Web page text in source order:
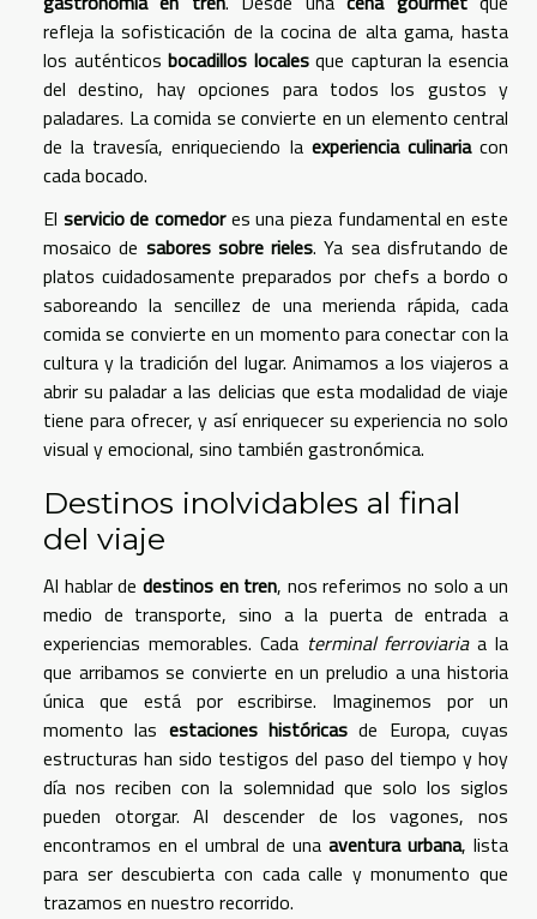
refleja la sofisticación de la cocina de alta gama, hasta
los auténticosbocadillos localesque capturan la esencia
del destino, hay opciones para todos los gustos y
paladares. La comida se convierte en un elemento central
de la travesía, enriqueciendo la experiencia culinariacon
cada bocado.
El servicio de comedores una pieza fundamental en este
mosaico de sabores sobre rieles. Ya sea disfrutando de
platos cuidadosamente preparados por chefs a bordo o
saboreando la sencillez de una merienda rápida, cada
comida se convierte en un momento para conectar con la
cultura y la tradición del lugar. Animamos a los viajeros a
abrir su paladar a las delicias que esta modalidad de viaje
tiene para ofrecer, y así enriquecer su experiencia no solo
visual y emocional, sino también gastronómica.
Destinos inolvidables al final
del viaje
Al hablar de destinos en tren, nos referimos no solo a un
medio de transporte, sino a la puerta de entrada a
experiencias memorables. Cada terminal ferroviariaa la
que arribamos se convierte en un preludio a una historia
única que está por escribirse. Imaginemos por un
momento las estaciones históricas de Europa, cuyas
estructuras han sido testigos del paso del tiempo y hoy
día nos reciben con la solemnidad que solo los siglos
pueden otorgar. Al descender de los vagones, nos
encontramos en el umbral de una aventura urbana, lista
para ser descubierta con cada calle y monumento que
trazamos en nuestro recorrido.